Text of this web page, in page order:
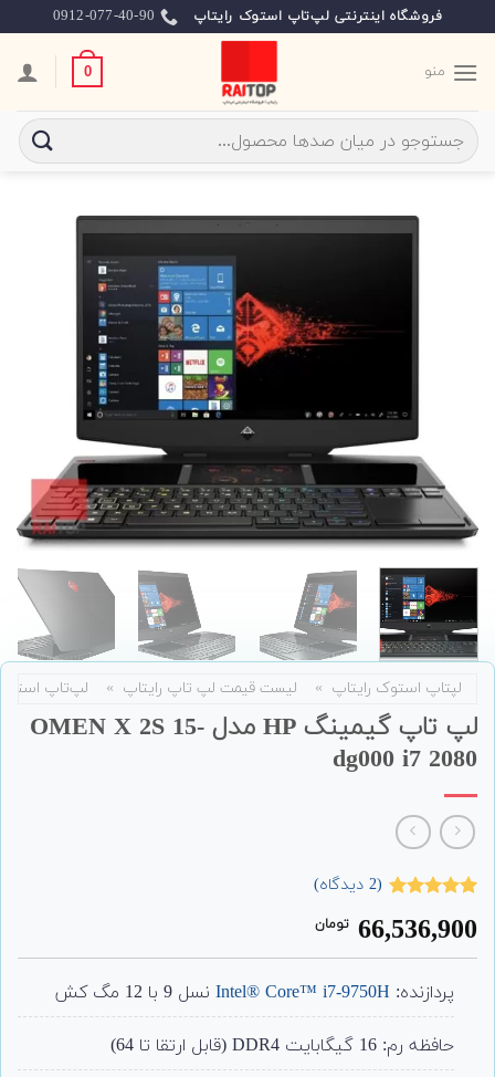
to
content
فروشگاه اینترنتی لپ‌تاپ استوک رایتاپ 0912-077-40-90
منو 0
جستجو
برای:
لپتاپ استوک رایتاپ » لیست قیمت لپ تاپ رایتاپ » لپ‌تاپ
لپ تاپ گیمینگ HP مدل OMEN X 2S 15-
dg000 i7 2080
از 5 امتیاز
مشتری
(
2دیدگاه)
66,536,900 تومان
پردازنده: Intel® Core™ i7-9750Hنسل 9 با 12 مگ کش
حافظه رم: 16 گیگابایت DDR4 (قابل ارتقا تا 64)